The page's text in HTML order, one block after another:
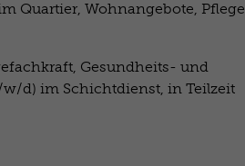
Quartier, Wohnangebote, Pflege,
Gesundheits- und
w/d) im Schichtdienst, in Teilzeit